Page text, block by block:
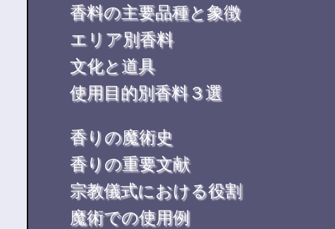
香料の主要品種と象徴
エリア別香料
文化と道具
使用目的別香料３選
香りの魔術史
香りの重要文献
宗教儀式における役割
魔術での使用例